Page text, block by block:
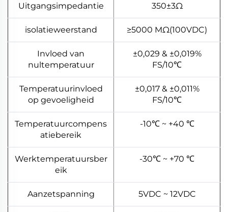
Uitgangsimpedantie 350±3Ω
isolatieweerstand ≥5000 MΩ(100VDC)
Invloed van
nultemperatuur
±0,029 & ±0,019%
FS/10℃
Temperatuurinvloed
op gevoeligheid
±0,017 & ±0,011%
FS/10℃
Temperatuurcompens
atiebereik
-10℃ ~ +40 ℃
Werktemperatuursber
eik
-30℃ ~ +70 ℃
Aanzetspanning 5VDC ~ 12VDC